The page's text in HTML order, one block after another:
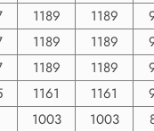
1189 1189
1189 1189
1189 1189
1161 1161
1003 1003